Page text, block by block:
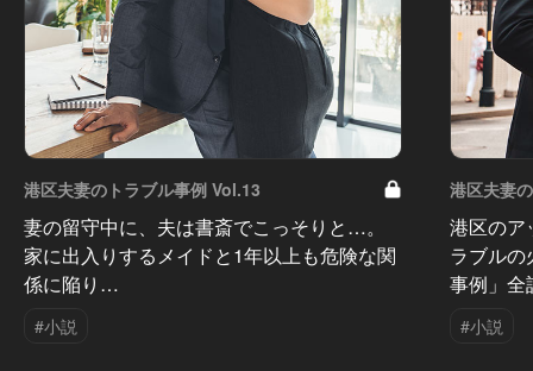
港区夫妻のトラブル事例 Vol.13
妻の留守中に、夫は書斎でこっそりと…。
家に出入りするメイドと1年以上も危険な関
係に陥り…
#小説
港区夫妻
港区のア
ラブルの
事例」全
#小説